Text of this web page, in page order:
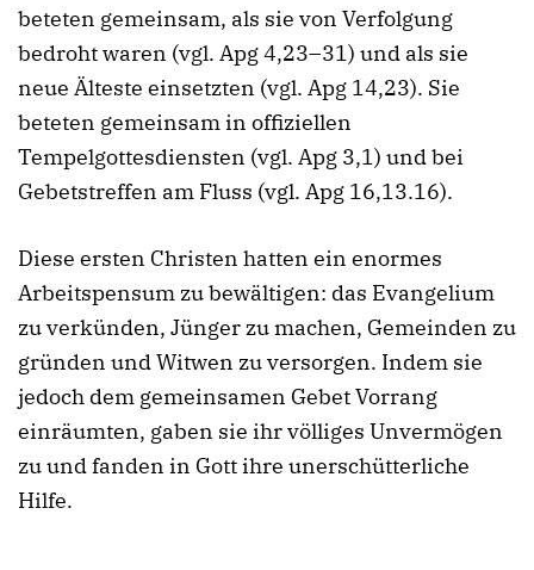
beteten gemeinsam, als sie von Verfolgung
bedroht waren (vgl. Apg 4,23–31) und als sie
neue Älteste einsetzten (vgl. Apg 14,23). Sie
beteten gemeinsam in offiziellen
Tempelgottesdiensten (vgl. Apg 3,1) und bei
Gebetstreffen am Fluss (vgl. Apg 16,13.16).
Diese ersten Christen hatten ein enormes
Arbeitspensum zu bewältigen: das Evangelium
zu verkünden, Jünger zu machen, Gemeinden zu
gründen und Witwen zu versorgen. Indem sie
jedoch dem gemeinsamen Gebet Vorrang
einräumten, gaben sie ihr völliges Unvermögen
zu und fanden in Gott ihre unerschütterliche
Hilfe.